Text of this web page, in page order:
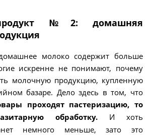
№2: домашняя
молоко содержит больше
искренне не понимают, почему
молочную продукцию, купленную
базаре. Дело здесь в том, что
проходят пастеризацию, то
обработку. И хоть
немного меньше, зато это